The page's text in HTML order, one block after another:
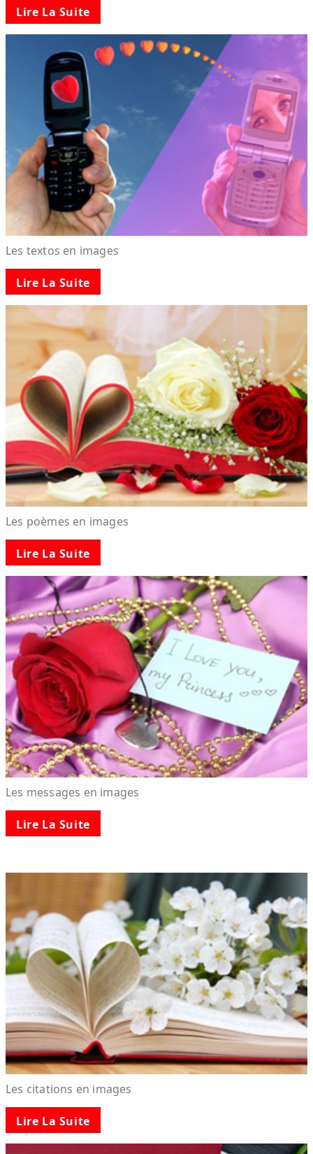
Lire La Suite
Les textos en images
Lire La Suite
Les poèmes en images
Lire La Suite
Les messages en images
Lire La Suite
Les citations en images
Lire La Suite